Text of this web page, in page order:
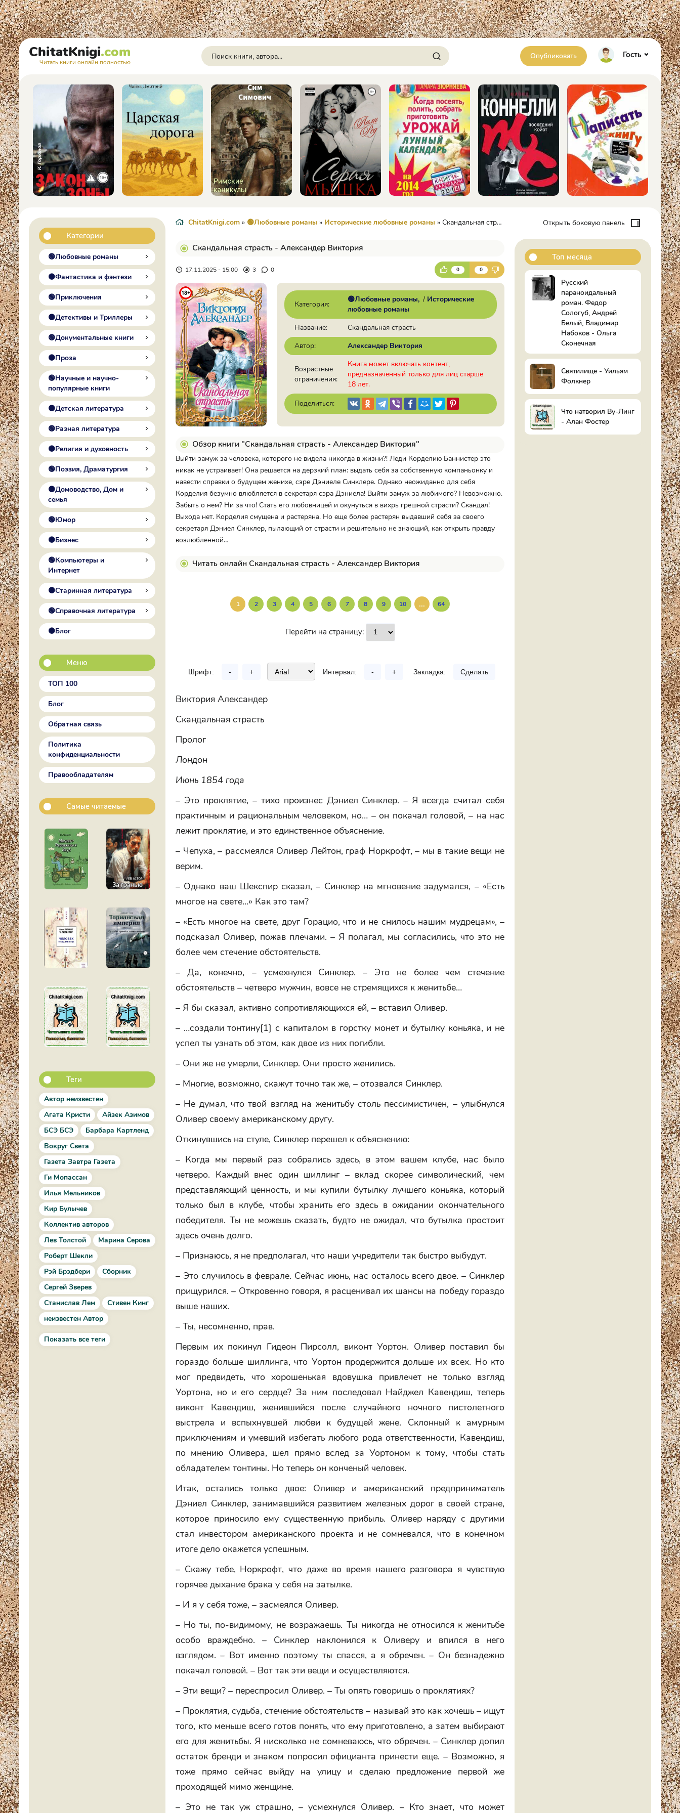
ChitatKnigi.com
Читать книги онлайн полностью
Опубликовать Гость
Категории
🟢Любовные романы
🟠Фантастика и фэнтези
🟢Приключения
🟠Детективы и Триллеры
🟢Документальные книги
🟠Проза
🟢Научные и научно-
популярные книги
🟠Детская литература
🟢Разная литература
🟠Религия и духовность
🟢Поэзия, Драматургия
🟠Домоводство, Дом и
семья
🟢Юмор
🟠Бизнес
🟢Компьютеры и
Интернет
🟠Старинная литература
🟢Справочная литература
🟠Блог
Меню
ТОП 100
Блог
Обратная связь
Политика
конфиденциальности
Правообладателям
Самые читаемые
Теги
Автор неизвестен
Агата Кристи
Айзек Азимов
БСЭ БСЭ
Барбара Картленд
Вокруг Света
Газета Завтра Газета
Ги Мопассан
Илья Мельников
Кир Булычев
Коллектив авторов
Лев Толстой
Марина Серова
Роберт Шекли
Рэй Брэдбери
Сборник
Сергей Зверев
Станислав Лем
Стивен Кинг
неизвестен Автор
Показать все теги
ChitatKnigi.com » 🟢Любовные романы » Исторические любовные романы » Скандальная страсть - Александер Виктория
Скандальная страсть - Александер Виктория
17.11.2025 - 15:00 3 0 0 0
Категория:
🟢Любовные романы / Исторические
любовные романы
Название:
Скандальная страсть
Автор:
Александер Виктория
Возрастные
ограничения:
Книга может включать контент,
предназначенный только для лиц старше
18 лет.
Поделиться:
Обзор книги "Скандальная страсть - Александер Виктория"
Выйти замуж за человека, которого не видела никогда в жизни?! Леди Корделию Баннистер это
никак не устраивает! Она решается на дерзкий план: выдать себя за собственную компаньонку и
навести справки о будущем женихе, сэре Дэниеле Синклере. Однако неожиданно для себя
Корделия безумно влюбляется в секретаря сэра Дэниела! Выйти замуж за любимого? Невозможно.
Забыть о нем? Ни за что! Стать его любовницей и окунуться в вихрь грешной страсти? Скандал!
Выхода нет. Корделия смущена и растеряна. Но еще более растерян выдавший себя за своего
секретаря Дэниел Синклер, пылающий от страсти и решительно не знающий, как открыть правду
возлюбленной…
Читать онлайн Скандальная страсть - Александер Виктория
1 2 3 4 5 6 7 8 9 10 ... 64
Перейти на страницу:
Шрифт: - + Интервал: - + Закладка: Сделать
Виктория Александер
Скандальная страсть
Пролог
Лондон
Июнь 1854 года
– Это проклятие, – тихо произнес Дэниел Синклер. – Я всегда считал себя
практичным и рациональным человеком, но… – он покачал головой, – на нас
лежит проклятие, и это единственное объяснение.
– Чепуха, – рассмеялся Оливер Лейтон, граф Норкрофт, – мы в такие вещи не
верим.
– Однако ваш Шекспир сказал, – Синклер на мгновение задумался, – «Есть
многое на свете…» Как это там?
– «Есть многое на свете, друг Горацио, что и не снилось нашим мудрецам», –
подсказал Оливер, пожав плечами. – Я полагал, мы согласились, что это не
более чем стечение обстоятельств.
– Да, конечно, – усмехнулся Синклер. – Это не более чем стечение
обстоятельств – четверо мужчин, вовсе не стремящихся к женитьбе…
– Я бы сказал, активно сопротивляющихся ей, – вставил Оливер.
– …создали тонтину[1] с капиталом в горстку монет и бутылку коньяка, и не
успел ты узнать об этом, как двое из них погибли.
– Они же не умерли, Синклер. Они просто женились.
– Многие, возможно, скажут точно так же, – отозвался Синклер.
– Не думал, что твой взгляд на женитьбу столь пессимистичен, – улыбнулся
Оливер своему американскому другу.
Откинувшись на стуле, Синклер перешел к объяснению:
– Когда мы первый раз собрались здесь, в этом вашем клубе, нас было
четверо. Каждый внес один шиллинг – вклад скорее символический, чем
представляющий ценность, и мы купили бутылку лучшего коньяка, который
только был в клубе, чтобы хранить его здесь в ожидании окончательного
победителя. Ты не можешь сказать, будто не ожидал, что бутылка простоит
здесь очень долго.
– Признаюсь, я не предполагал, что наши учредители так быстро выбудут.
– Это случилось в феврале. Сейчас июнь, нас осталось всего двое. – Синклер
прищурился. – Откровенно говоря, я расценивал их шансы на победу гораздо
выше наших.
– Ты, несомненно, прав.
Первым их покинул Гидеон Пирсолл, виконт Уортон. Оливер поставил бы
гораздо больше шиллинга, что Уортон продержится дольше их всех. Но кто
мог предвидеть, что хорошенькая вдовушка привлечет не только взгляд
Уортона, но и его сердце? За ним последовал Найджел Кавендиш, теперь
виконт Кавендиш, женившийся после случайного ночного пистолетного
выстрела и вспыхнувшей любви к будущей жене. Склонный к амурным
приключениям и умевший избегать любого рода ответственности, Кавендиш,
по мнению Оливера, шел прямо вслед за Уортоном к тому, чтобы стать
обладателем тонтины. Но теперь он конченый человек.
Итак, остались только двое: Оливер и американский предприниматель
Дэниел Синклер, занимавшийся развитием железных дорог в своей стране,
которое приносило ему существенную прибыль. Оливер наряду с другими
стал инвестором американского проекта и не сомневался, что в конечном
итоге дело окажется успешным.
– Скажу тебе, Норкрофт, что даже во время нашего разговора я чувствую
горячее дыхание брака у себя на затылке.
– И я у себя тоже, – засмеялся Оливер.
– Но ты, по-видимому, не возражаешь. Ты никогда не относился к женитьбе
особо враждебно. – Синклер наклонился к Оливеру и впился в него
взглядом. – Вот именно поэтому ты спасся, а я обречен. – Он безнадежно
покачал головой. – Вот так эти вещи и осуществляются.
– Эти вещи? – переспросил Оливер. – Ты опять говоришь о проклятиях?
– Проклятия, судьба, стечение обстоятельств – называй это как хочешь – ищут
того, кто меньше всего готов понять, что ему приготовлено, а затем выбирают
его для женитьбы. Я нисколько не сомневаюсь, что обречен. – Синклер допил
остаток бренди и знаком попросил официанта принести еще. – Возможно, я
тоже прямо сейчас выйду на улицу и сделаю предложение первой же
проходящей мимо женщине.
– Это не так уж страшно, – усмехнулся Оливер. – Кто знает, что может
Открыть боковую панель
Топ месяца
Русский
параноидальный
роман. Федор
Сологуб, Андрей
Белый, Владимир
Набоков - Ольга
Сконечная
Святилище - Уильям
Фолкнер
Что натворил Ву-Линг
- Алан Фостер